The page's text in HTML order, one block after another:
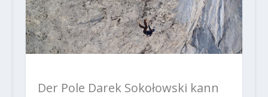
Der Pole Darek Sokołowski kann